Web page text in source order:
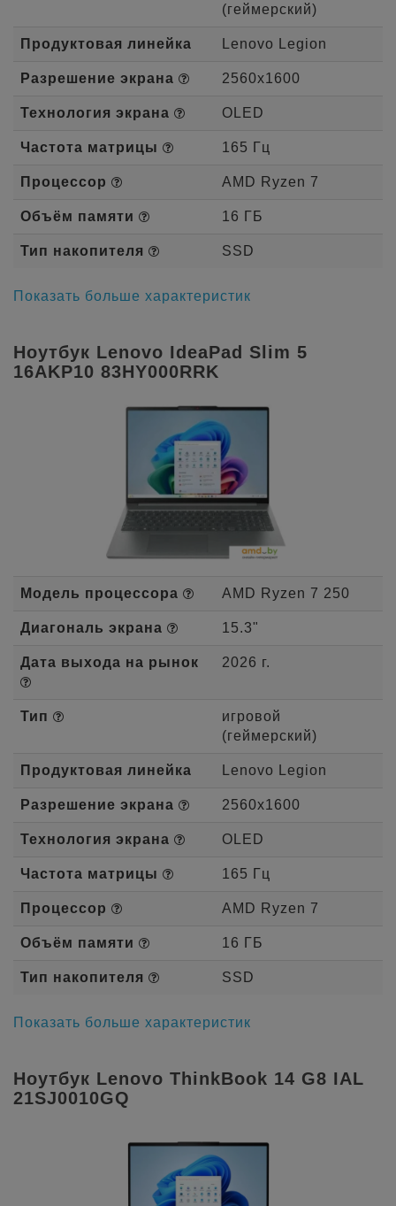
(геймерский)
Продуктовая линейка Lenovo Legion
Разрешение экрана 2560x1600
Технология экрана OLED
Частота матрицы 165 Гц
Процессор AMD Ryzen 7
Объём памяти 16 ГБ
Тип накопителя SSD
Показать больше характеристик
Ноутбук Lenovo IdeaPad Slim 5
16AKP10 83HY000RRK
Модель процессора AMD Ryzen 7 250
Диагональ экрана 15.3"
Дата выхода на рынок 2026 г.
Тип
игровой
(геймерский)
Продуктовая линейка Lenovo Legion
Разрешение экрана 2560x1600
Технология экрана OLED
Частота матрицы 165 Гц
Процессор AMD Ryzen 7
Объём памяти 16 ГБ
Тип накопителя SSD
Показать больше характеристик
Ноутбук Lenovo ThinkBook 14 G8 IAL
21SJ0010GQ